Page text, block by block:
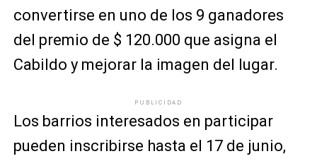
convertirse en uno de los 9 ganadores
del premio de $ 120.000 que asigna el
Cabildo y mejorar la imagen del lugar.
PUBLICIDAD
Los barrios interesados en participar
pueden inscribirse hasta el 17 de junio,